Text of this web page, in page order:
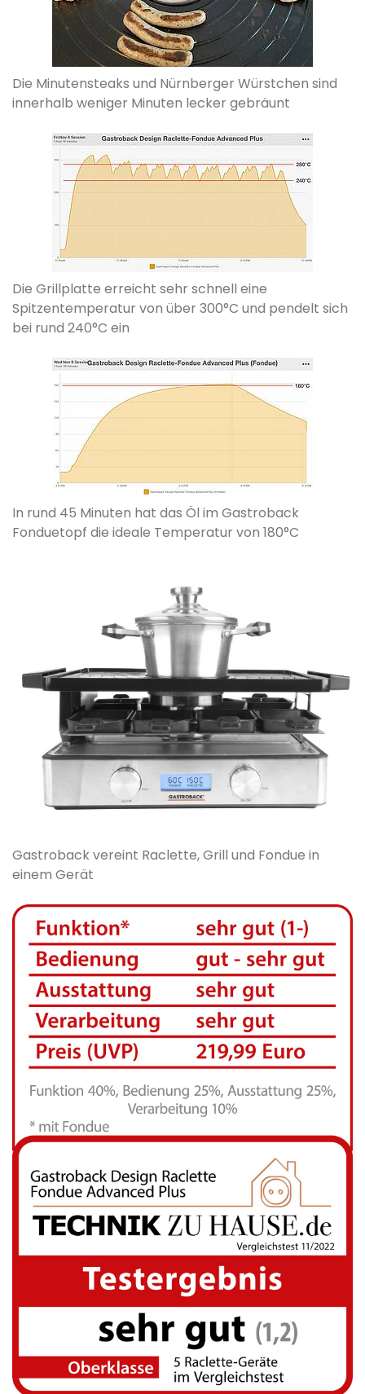
Die Minutensteaks und Nürnberger Würstchen sind
innerhalb weniger Minuten lecker gebräunt
Die Grillplatte erreicht sehr schnell eine
Spitzentemperatur von über 300°C und pendelt sich
bei rund 240°C ein
In rund 45 Minuten hat das Öl im Gastroback
Fonduetopf die ideale Temperatur von 180°C
Gastroback vereint Raclette, Grill und Fondue in
einem Gerät